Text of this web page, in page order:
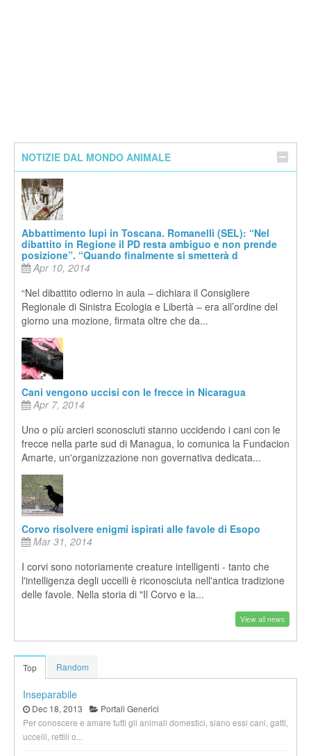
NOTIZIE DAL MONDO ANIMALE
Abbattimento lupi in Toscana. Romanelli (SEL): “Nel
dibattito in Regione il PD resta ambiguo e non prende
posizione”. “Quando finalmente si smetterà d
Apr 10, 2014
“Nel dibattito odierno in aula – dichiara il Consigliere
Regionale di Sinistra Ecologia e Libertà – era all’ordine del
giorno una mozione, firmata oltre che da...
Cani vengono uccisi con le frecce in Nicaragua
Apr 7, 2014
Uno o più arcieri sconosciuti stanno uccidendo i cani con le
frecce nella parte sud di Managua, lo comunica la Fundacion
Amarte, un'organizzazione non governativa dedicata...
Corvo risolvere enigmi ispirati alle favole di Esopo
Mar 31, 2014
I corvi sono notoriamente creature intelligenti - tanto che
l'intelligenza degli uccelli è riconosciuta nell'antica tradizione
delle favole. Nella storia di "Il Corvo e la...
View all news
Top Random
Inseparabile
Dec 18, 2013
Portali Generici
Per conoscere e amare tutti gli animali domestici, siano essi cani, gatti,
uccelli, rettili o...